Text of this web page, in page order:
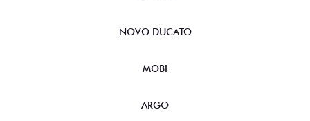
NOVO DUCATO
MOBI
ARGO